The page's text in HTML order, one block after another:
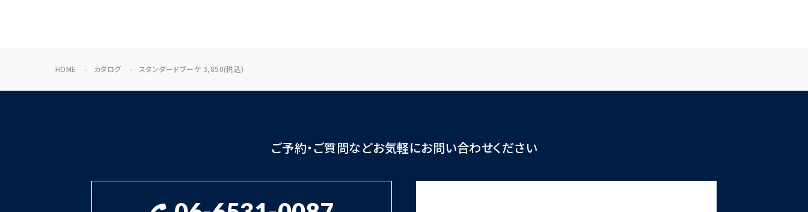
HOME カタログ スタンダードブーケ 3,850(税込)
ご予約・ご質問などお気軽にお問い合わせください